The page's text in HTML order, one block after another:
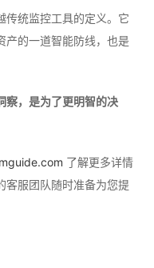
传统监控工具的定义。它
产的一道智能防线，也是
察，是为了更明智的决
了解更多详情
客服团队随时准备为您提